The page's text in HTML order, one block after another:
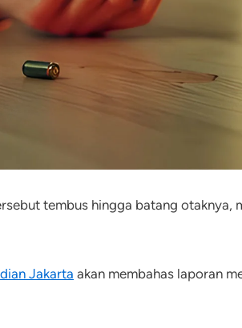
tembus hingga batang otaknya,
Jakarta akan membahas laporan